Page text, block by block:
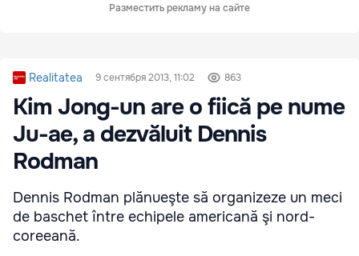
Разместить рекламу на сайте
Realitatea 9 сентября 2013, 11:02 863
Kim Jong-un are o fiică pe nume
Ju-ae, a dezvăluit Dennis
Rodman
Dennis Rodman plănueşte să organizeze un meci
de baschet între echipele americană şi nord-
coreeană.